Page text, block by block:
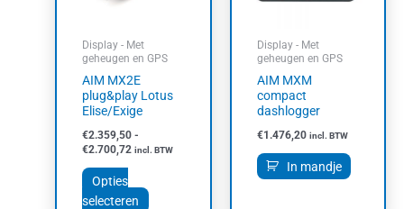
Display - Met
geheugen en GPS
AIM MX2E
plug&play Lotus
Elise/Exige
€2.359,50 -
€2.700,72 incl. BTW
Opties
selecteren
gekozen
op
Display - Met
geheugen en GPS
AIM MXM
compact
dashlogger
€1.476,20 incl. BTW
In mandje